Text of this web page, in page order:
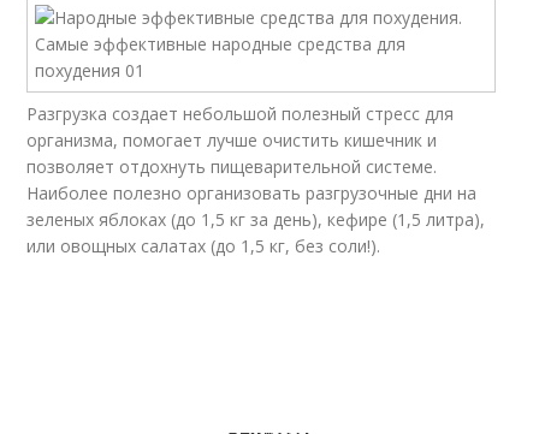
Разгрузка создает небольшой полезный стресс для
организма, помогает лучше очистить кишечник и
позволяет отдохнуть пищеварительной системе.
Наиболее полезно организовать разгрузочные дни на
зеленых яблоках (до 1,5 кг за день), кефире (1,5 литра),
или овощных салатах (до 1,5 кг, без соли!).